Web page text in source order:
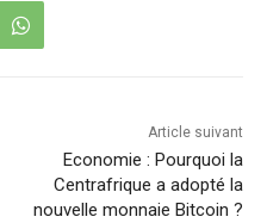
n
Article suivant
Economie : Pourquoi la
Centrafrique a adopté la
nouvelle monnaie Bitcoin ?